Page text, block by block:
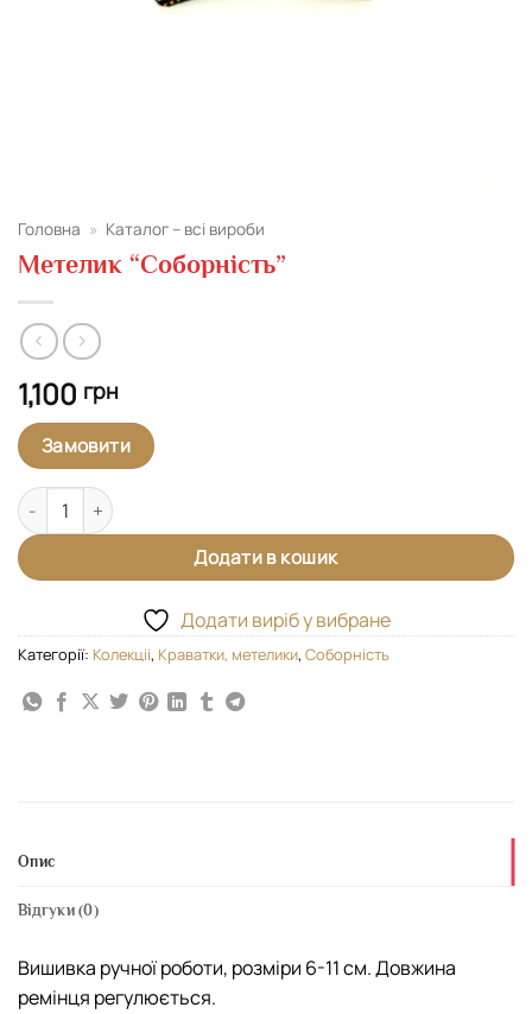
Головна » Каталог – всі вироби
Метелик “Соборність”
1,100 грн
Замовити
Метелик "Соборність" кількість
Додати в кошик
Додати виріб у вибране
Категорії: Колекціі, Краватки, метелики, Соборність
Опис
Відгуки (0)
Вишивка ручної роботи, розміри 6-11 см. Довжина
ремінця регулюється.